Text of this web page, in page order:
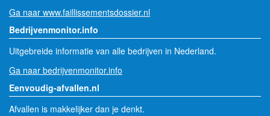
Ga naar www.faillissementsdossier.nl
Bedrijvenmonitor.info
Uitgebreide informatie van alle bedrijven in Nederland.
Ga naar bedrijvenmonitor.info
Eenvoudig-afvallen.nl
Afvallen is makkelijker dan je denkt.